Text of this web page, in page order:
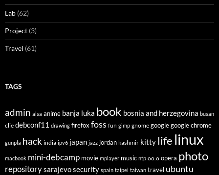
Lab (62)
Project (3)
Travel (61)
TAGS
admin alsa anime banja luka book bosnia and herzegovina busan
clie debconf11 drawing firefoxfoss fun gimp gnome google google chrome
gunpla hack india ipv6 japan jazz jordan kashmir kitty life linux
macbook mini-debcamp movie mplayer music ntp oo.o opera photo
repositorysarajevosecurity spain taipei taiwan travel ubuntu